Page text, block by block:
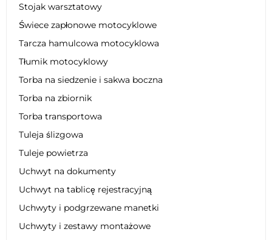
Stojak warsztatowy
Świece zapłonowe motocyklowe
Tarcza hamulcowa motocyklowa
Tłumik motocyklowy
Torba na siedzenie i sakwa boczna
Torba na zbiornik
Torba transportowa
Tuleja ślizgowa
Tuleje powietrza
Uchwyt na dokumenty
Uchwyt na tablicę rejestracyjną
Uchwyty i podgrzewane manetki
Uchwyty i zestawy montażowe